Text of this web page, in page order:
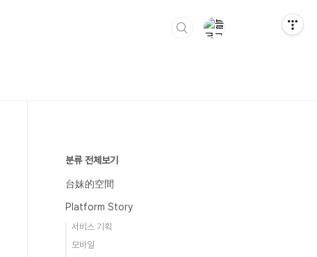
분류 전체보기
台妹的空間
Platform Story
서비스 기획
모바일